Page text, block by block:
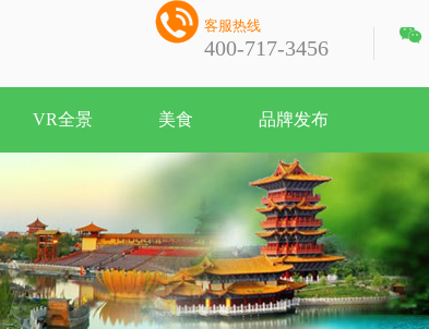

 客服热线
400-717-3456
VR全景 美食 品牌发布